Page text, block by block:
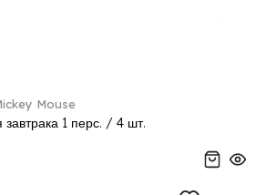
Mouse
1 перс. / 4 шт.